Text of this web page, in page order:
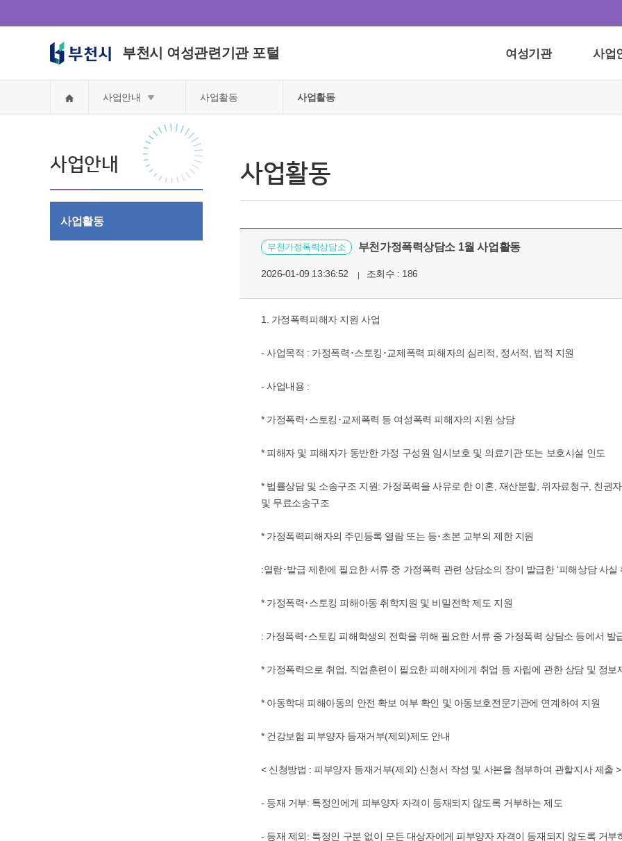
부천시 여성관련기관 포털 여성기관 사업
사업안내 사업활동 사업활동
사업안내
사업활동
사업활동
부천가정폭력상담소 부천가정폭력상담소 1월 사업활동
2026-01-09 13:36:52 조회수 : 186
1. 가정폭력피해자 지원 사업
- 사업목적 : 가정폭력･스토킹･교제폭력 피해자의 심리적, 정서적, 법적 지원
- 사업내용 :
* 가정폭력･스토킹･교제폭력 등 여성폭력 피해자의 지원 상담
* 피해자 및 피해자가 동반한 가정 구성원 임시보호 및 의료기관 또는 보호시설 인도
* 법률상담 및 소송구조 지원: 가정폭력을 사유로 한 이혼, 재산분할, 위자료청구, 친권
및 무료소송구조
* 가정폭력피해자의 주민등록 열람 또는 등･초본 교부의 제한 지원
:열람･발급 제한에 필요한 서류 중 가정폭력 관련 상담소의 장이 발급한 ‘피해상담 사실
* 가정폭력･스토킹 피해아동 취학지원 및 비밀전학 제도 지원
: 가정폭력･스토킹 피해학생의 전학을 위해 필요한 서류 중 가정폭력 상담소 등에서 발
* 가정폭력으로 취업, 직업훈련이 필요한 피해자에게 취업 등 자립에 관한 상담 및 정보
* 아동학대 피해아동의 안전 확보 여부 확인 및 아동보호전문기관에 연계하여 지원
* 건강보험 피부양자 등재거부(제외)제도 안내
< 신청방법 : 피부양자 등재거부(제외) 신청서 작성 및 사본을 첨부하여 관할지사 제출 >
- 등재 거부: 특정인에게 피부양자 자격이 등재되지 않도록 거부하는 제도
- 등재 제외: 특정인 구분 없이 모든 대상자에게 피부양자 자격이 등재되지 않도록 거부